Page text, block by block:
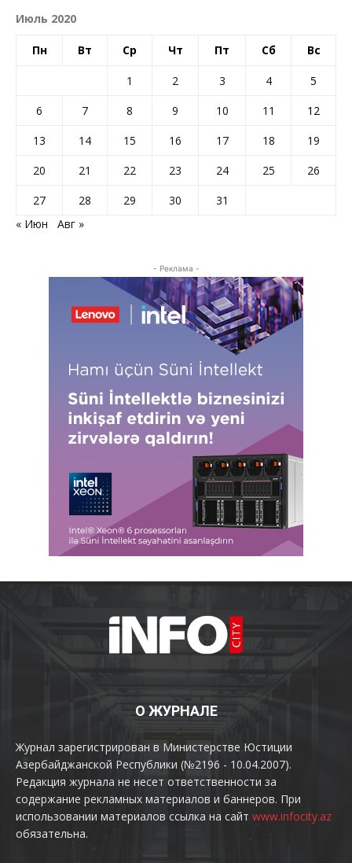
Июль 2020
Пн Вт Ср Чт Пт Сб Вс
1 2 3 4
5
6
7 8 9 10 11
12
13
14 15 16 17 18
19
20
21 22 23 24 25
26
27
28 29 30
31
« Июн
Авг »
- Реклама -
О ЖУРНАЛЕ
Журнал зарегистрирован в Министерстве Юстиции
Азербайджанской Республики (№2196 - 10.04.2007).
Редакция журнала не несет ответственности за
содержание рекламных материалов и баннеров. При
использовании материалов ссылка на сайт www.infocity.az
обязательна.